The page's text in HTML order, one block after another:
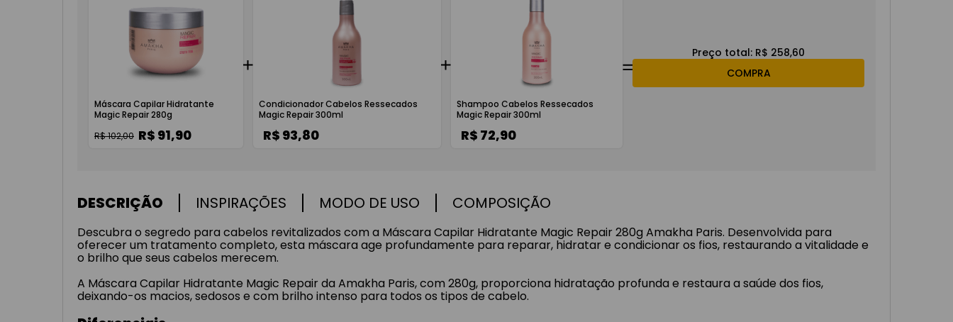
Máscara Capilar Hidratante
Magic Repair 280g
R$ 102,00 R$ 91,90
Condicionador Cabelos Ressecados
Magic Repair 300ml
R$ 93,80
Shampoo Cabelos Ressecados
Magic Repair 300ml
R$ 72,90
Preço total: R$ 258,60
COMPRA
DESCRIÇÃO INSPIRAÇÕES MODO DE USO COMPOSIÇÃO
Descubra o segredo para cabelos revitalizados com a Máscara Capilar Hidratante Magic Repair 280g Amakha Paris. Desenvolvida para
oferecer um tratamento completo, esta máscara age profundamente para reparar, hidratar e condicionar os fios, restaurando a vitalidade e
o brilho que seus cabelos merecem.
A Máscara Capilar Hidratante Magic Repair da Amakha Paris, com 280g, proporciona hidratação profunda e restaura a saúde dos fios,
deixando-os macios, sedosos e com brilho intenso para todos os tipos de cabelo.